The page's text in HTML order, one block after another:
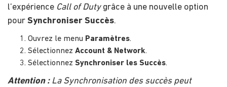
l’expérience Call of Dutygrâce à une nouvelle option
pour Synchroniser Succès.
Ouvrez le menu Paramètres.
Sélectionnez Account & Network.
Sélectionnez Synchroniser les Succès.
Attention :La Synchronisation des succès peut